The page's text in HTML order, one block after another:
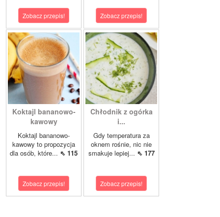
Zobacz przepis! Zobacz przepis!
Koktajl bananowo-
kawowy
Koktajl bananowo-
kawowy to propozycja
dla osób, które... ⇖ 115
Zobacz przepis!
Chłodnik z ogórka
i...
Gdy temperatura za
oknem rośnie, nic nie
smakuje lepiej... ⇖ 177
Zobacz przepis!